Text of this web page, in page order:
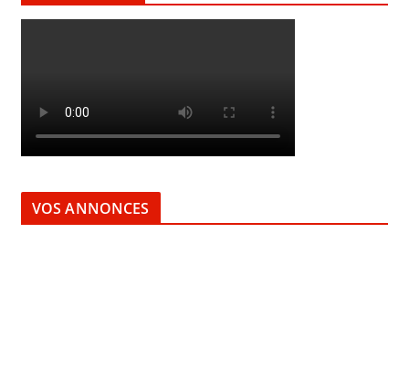
VOS ANNONCES